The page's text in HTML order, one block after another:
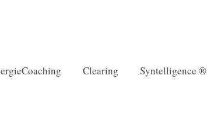
Clearing Syntelligence ®